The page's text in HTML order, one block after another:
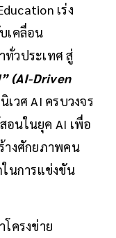
เร่ง
เคลื่อน
วประเทศ สู่
(AI-Driven
เวศ AI ครบวงจร
อนในยุค AI เพื่อ
างศักยภาพคน
นการแข่งขัน
ครงข่าย